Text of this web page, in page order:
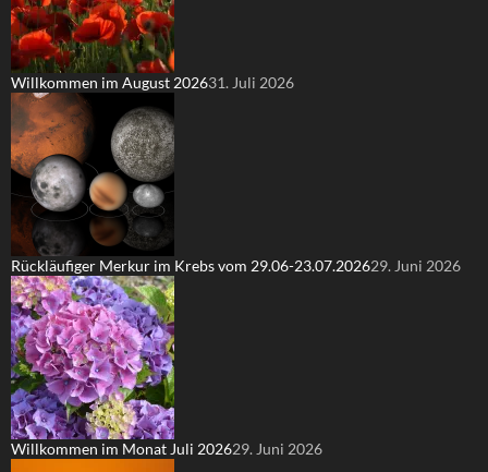
Willkommen im August 202631. Juli 2026
Rückläufiger Merkur im Krebs vom 29.06-23.07.202629. Juni 2026
Willkommen im Monat Juli 202629. Juni 2026